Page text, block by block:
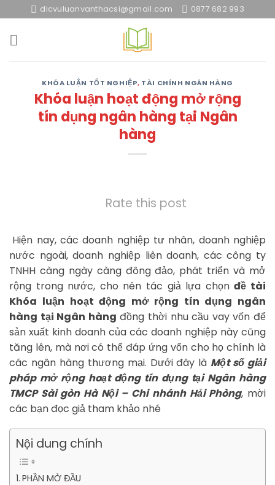
to
content
dicvuluanvanthacsi@gmail.com 0877 682 993
KHÓA LUẬN TỐT NGHIỆP, TÀI CHÍNH NGÂN HÀNG
Khóa luận hoạt động mở rộng
tín dụng ngân hàng tại Ngân
hàng
Rate this post
Hiện nay, các doanh nghiệp tư nhân, doanh nghiệp
nước ngoài, doanh nghiệp liên doanh, các công ty
TNHH càng ngày càng đông đảo, phát triển và mở
rộng trong nước, cho nên tác giả lựa chọnđề tài
Khóa luận hoạt động mở rộng tín dụng ngân
hàng tại Ngân hàng đồng thời nhu cầu vay vốn để
sản xuất kinh doanh của các doanh nghiệp này cũng
tăng lên, mà nơi có thể đáp ứng vốn cho họ chính là
các ngân hàng thương mại. Dưới đây là Một số giải
pháp mở rộng hoạt động tín dụng tại Ngân hàng
TMCP Sài gòn Hà Nội – Chi nhánh Hải Phòng, mời
các bạn đọc giả tham khảo nhé
Nội dung chính
PHẦN MỞ ĐẦU